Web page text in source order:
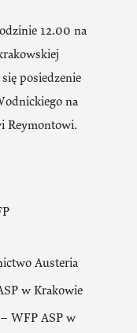
12.00 na
posiedzenie
na
Reymontowi.
Austeria
w Krakowie
WFP ASP w